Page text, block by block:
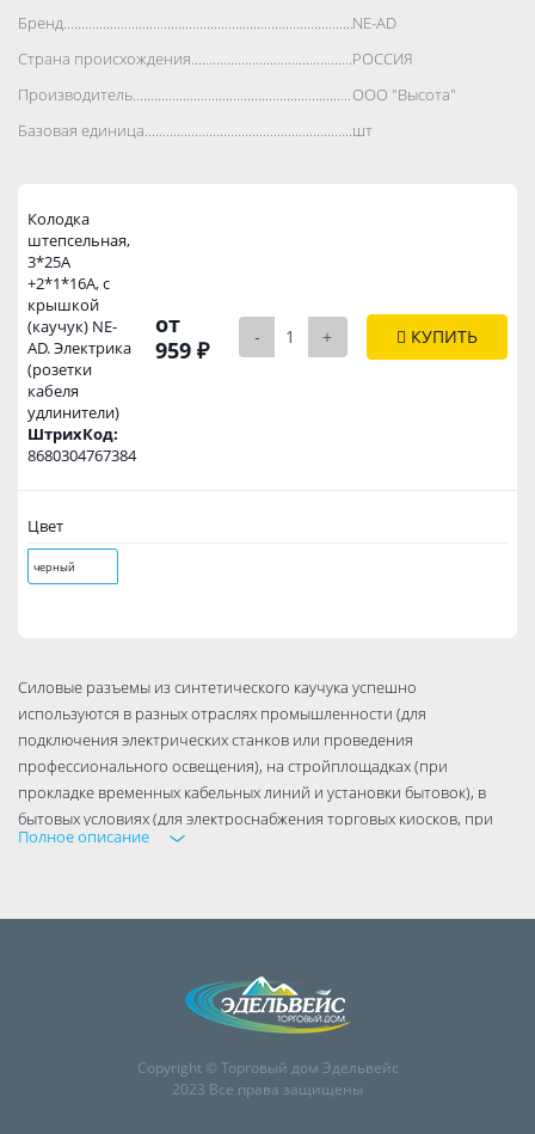
Бренд..................................................................................NE-AD
Страна происхождения..................................................................................
РОССИЯ
Производитель..................................................................................
ООО "Высота"
Базовая единица..................................................................................
шт
Колодка
штепсельная,
3*25А
+2*1*16А, с
крышкой
(каучук) NE-
AD. Электрика
(розетки
кабеля
удлинители)
ШтрихКод:
8680304767384
от
959 ₽
- + КУПИТЬ
Цвет
черный
Силовые разъемы из синтетического каучука успешно
используются в разных отраслях промышленности (для
подключения электрических станков или проведения
профессионального освещения), на стройплощадках (при
прокладке временных кабельных линий и установки бытовок), в
бытовых условиях (для электроснабжения торговых киосков, при
организации выставочных площадей), в личных подсобных
Особенности: С крышкой
Полное описание
Copyright © Торговый дом Эдельвейс
2023 Все права защищены